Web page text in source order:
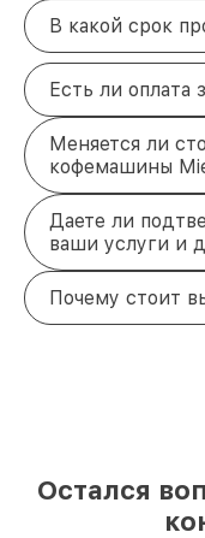
В какой срок
Есть ли оплата
Меняется ли
кофемашины
Даете ли
ваши услуги и
Почему стоит
Остался